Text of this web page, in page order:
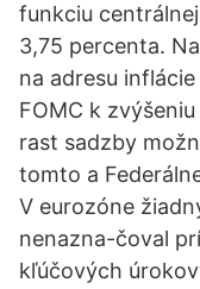
funkciu
3,75 percenta.
na adresu
FOMC k
rast sadzby
tomto a
V eurozóne
nenazna-čoval
kľúčových